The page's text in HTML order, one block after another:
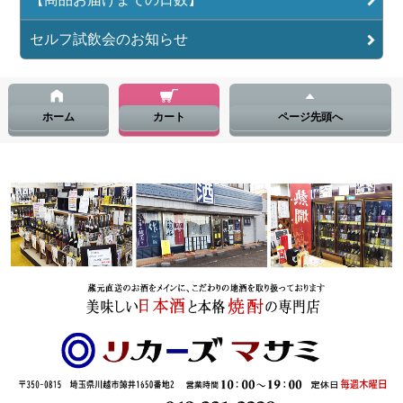
セルフ試飲会のお知らせ
ホーム カート ページ先頭へ